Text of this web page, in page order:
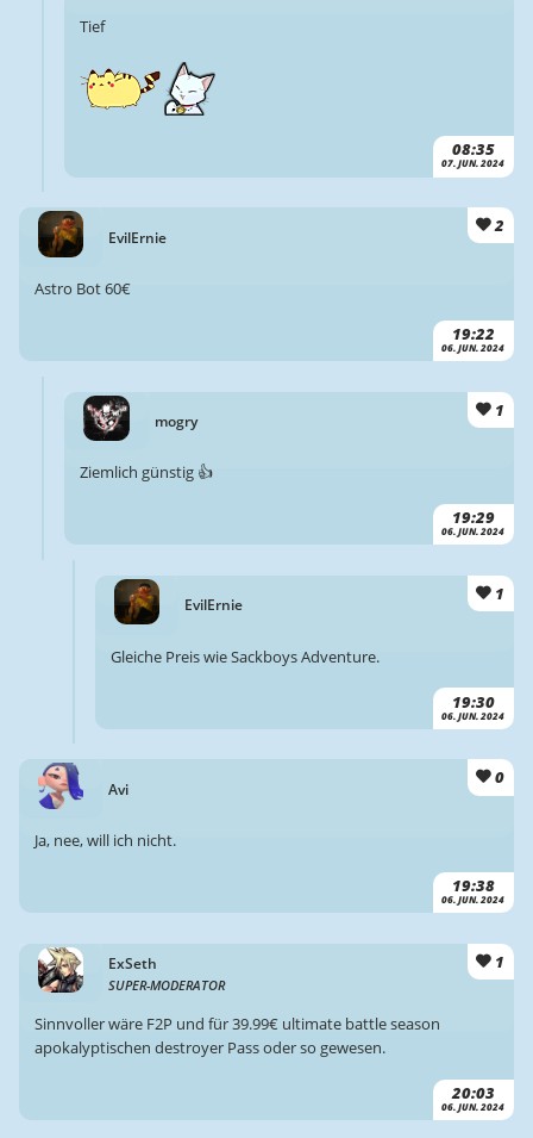
08:35
07. JUN. 2024
Tief
EvilErnie
2
19:22
06. JUN. 2024
Astro Bot 60€
mogry
1
19:29
06. JUN. 2024
Ziemlich günstig 👍
EvilErnie
1
19:30
06. JUN. 2024
Gleiche Preis wie Sackboys Adventure.
Avi
0
19:38
06. JUN. 2024
Ja, nee, will ich nicht.
ExSeth
SUPER-MODERATOR
1
20:03
06. JUN. 2024
Sinnvoller wäre F2P und für 39.99€ ultimate battle season
apokalyptischen destroyer Pass oder so gewesen.